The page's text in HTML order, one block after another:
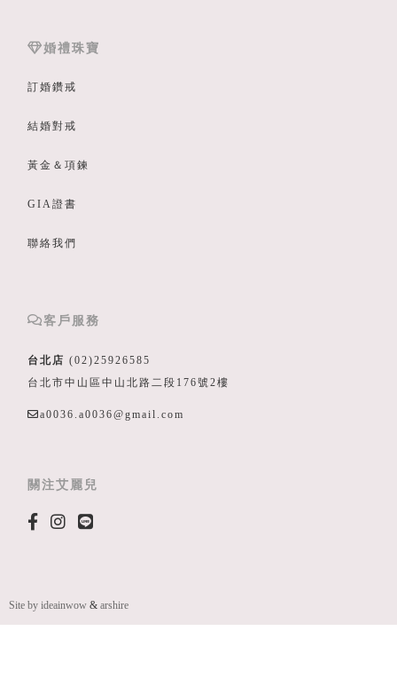
婚禮珠寶
訂婚鑽戒
結婚對戒
黃金＆項鍊
GIA證書
聯絡我們
客戶服務
台北店 (02)25926585
台北市中山區中山北路二段176號2樓
a0036.a0036@gmail.com
關注艾麗兒
Site by ideainwow & arshire